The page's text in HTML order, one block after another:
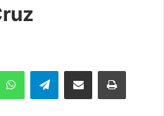
WhatsAppTelegramCompartir via Email Imprimi